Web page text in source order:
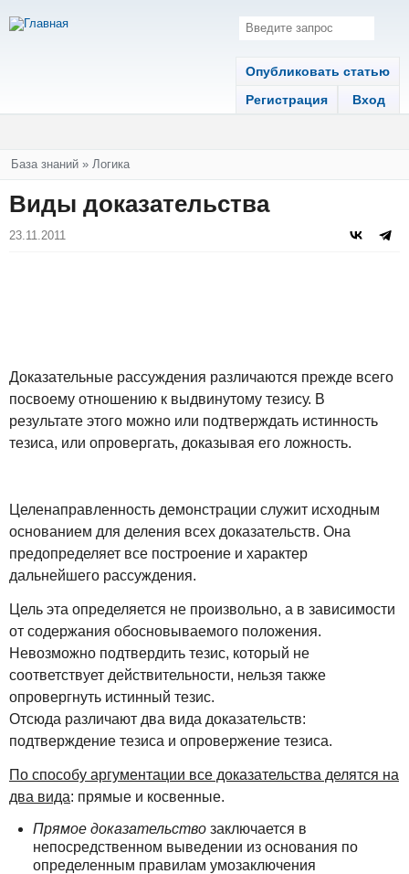
Опубликовать статью
Регистрация
Вход
Вы здесь
База знаний » Логика
Виды доказательства
23.11.2011
Доказательные рассуждения различаются прежде всего
посвоему отношению к выдвинутому тезису. В
результате этого можно или подтверждать истинность
тезиса, или опровергать, доказывая его ложность.
Целенаправленность демонстрации служит исходным
основанием для деления всех доказательств. Она
предопределяет все построение и характер
дальнейшего рассуждения.
Цель эта определяется не произвольно, а в зависимости
от содержания обосновываемого положения.
Невозможно подтвердить тезис, который не
соответствует действительности, нельзя также
опровергнуть истинный тезис.
Отсюда различают два вида доказательств:
подтверждение тезиса и опровержение тезиса.
По способу аргументации все доказательства делятся на
два вида: прямые и косвенные.
Прямое доказательствозаключается в
непосредственном выведении из основания по
определенным правилам умозаключения